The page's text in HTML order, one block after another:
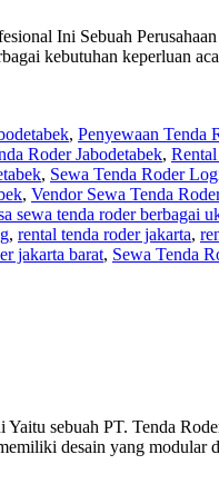
Ini Sebuah
kebutuhan keperluan
, Penyewaan Tenda
Roder Jabodetabek,
, Sewa Tenda Roder
, Vendor Sewa Tenda
sewa tenda roder berbagai
, rental tenda roder jakarta,
jakarta barat, Sewa Tenda
sebuah PT. Tenda
desain yang